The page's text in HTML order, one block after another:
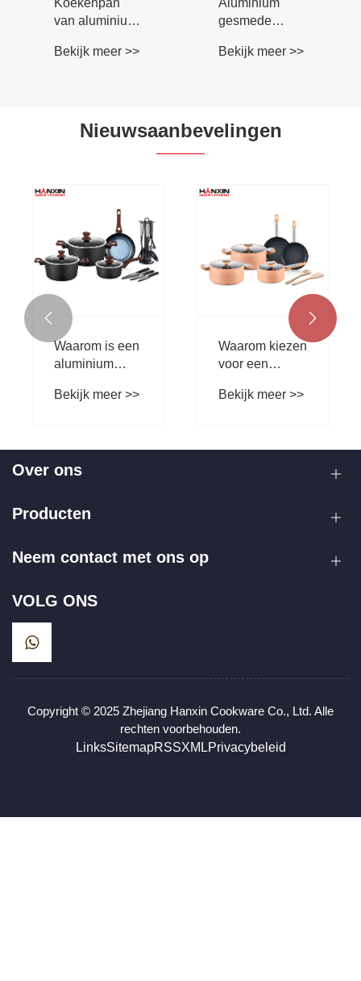
aluminium
meer >>
Aluminium
antiaanbaklaag
Bekijk meer >>
Nieuwsaanbevelingen
Waarom kiezen
voor een
keramische
koken?
Bekijk meer >>
Waarom is een
aluminium
frituurpan met
antiaanbaklaag
de beste keuze
voor modern
koken?
Bekijk meer >>
 
Over ons
Producten
Neem contact met ons op
VOLG ONS
Copyright © 2025 Zhejiang Hanxin Cookware Co., Ltd. Alle
rechten voorbehouden.
LinksSitemapRSSXMLPrivacybeleid